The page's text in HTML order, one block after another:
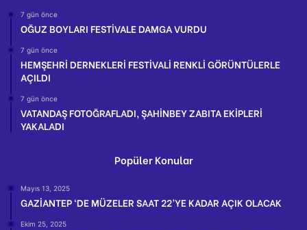
7 gün önce
OĞUZ BOYLARI FESTİVALE DAMGA VURDU
7 gün önce
HEMŞEHRİ DERNEKLERİ FESTİVALİ RENKLİ GÖRÜNTÜLERLE
AÇILDI
7 gün önce
VATANDAŞ FOTOĞRAFLADI, ŞAHİNBEY ZABITA EKİPLERİ
YAKALADI
Popüler Konular
Mayıs 13, 2025
GAZİANTEP ‘DE MÜZELER SAAT 22’YE KADAR AÇIK OLACAK
Ekim 25, 2025